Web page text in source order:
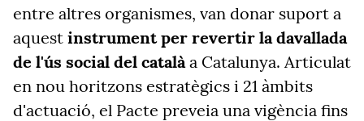
entre altres organismes, van donar suport a
aquest instrument per revertir la davallada
de l'ús social del catalàa Catalunya. Articulat
en nou horitzons estratègics i 21 àmbits
d'actuació, el Pacte preveia una vigència fins